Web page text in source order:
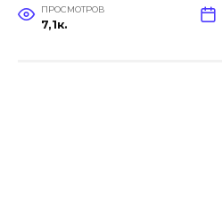
ПРОСМОТРОВ
7,1к.